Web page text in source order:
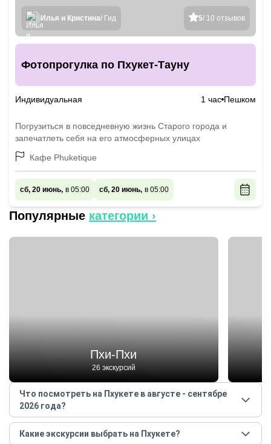
5/ 10 отзывов
Илья и Кристина/ Гид
Фотопрогулка по Пхукет-Тауну
Индивидуальная 1 час Пешком
Погрузиться в повседневную жизнь Старого города и
запечатлеть себя на его атмосферных улицах
Кафе Phuketique
сб, 20 июнь, в 05:00 сб, 20 июнь, в 05:00
Популярные категории ›
Пхи-Пхи
26 экскурсий
Что посмотреть на Пхукете в августе - сентябре
2026 года?
Самые популярные местана Пхукетев августе -
сентябре 2026года:
Какие экскурсии выбрать на Пхукете?